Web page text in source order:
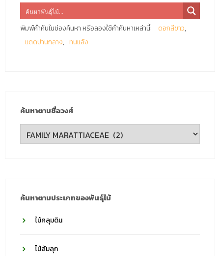
พิมพ์คำค้นในช่องค้นหา หรือลองใช้คำค้นหาเหล่านี้:
ดอกสีขาว
แดดปานกลาง
ทนแล้ง
ค้นหาตามชื่อวงศ์
ค้นหา
ตาม
ค้นหาตามประเภทของพันธุ์ไม้
ไม้คลุมดิน
ไม้ล้มลุก